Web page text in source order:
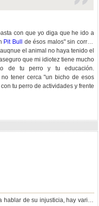
con que yo diga que he ido a
Pit Bull
de ésos malos" sin correa
el animal no haya tenido el
que mi idiotez tiene mucho
de tu perro y tu educación.
tener cerca "un bicho de esos
tu perro de actividades y frente
hablar de su injusticia, hay varios